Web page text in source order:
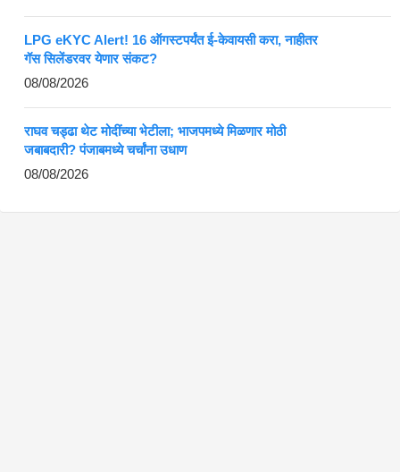
LPG eKYC Alert! 16 ऑगस्टपर्यंत ई-केवायसी करा, नाहीतर
गॅस सिलेंडरवर येणार संकट?
08/08/2026
राघव चड्ढा थेट मोदींच्या भेटीला; भाजपमध्ये मिळणार मोठी
जबाबदारी? पंजाबमध्ये चर्चांना उधाण
08/08/2026